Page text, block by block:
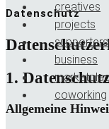
creatives
projects
supporters
business
coworking
Datenschutz
1.
Allgemeine